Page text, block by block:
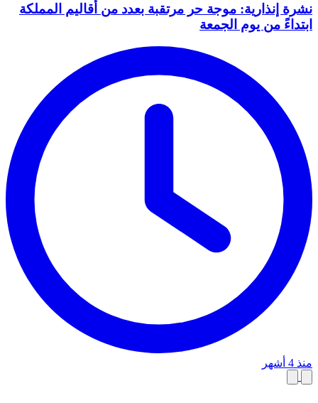
نشرة إنذارية: موجة حر مرتقبة بعدد من أقاليم المملكة
ابتداءً من يوم الجمعة
منذ 4 أشهر